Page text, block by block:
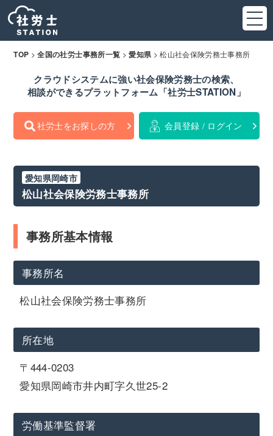
TOP >全国の社労士事務所一覧 >愛知県 >松山社会保険労務士事務所
クラウドシステムに強い社会保険労務士の検索、
相談ができるプラットフォーム「社労士STATION」
社労士をお探しの方 会員登録 / ログイン
愛知県岡崎市
松山社会保険労務士事務所
事務所基本情報
事務所名
松山社会保険労務士事務所
所在地
〒444-0203
愛知県岡崎市井内町字久世25-2
労働基準監督署